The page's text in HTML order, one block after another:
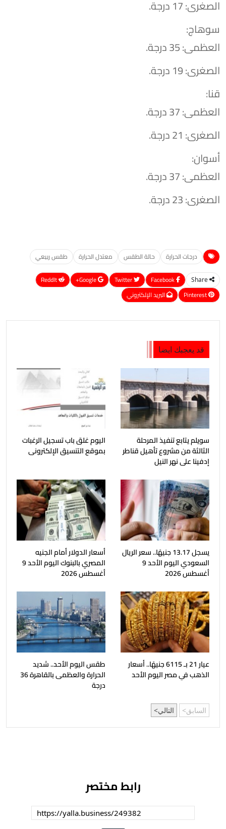
​الصغرى: 17 درجة.
​سوهاج:
العظمى: 35 درجة.
​الصغرى: 19 درجة.
​قنا:
العظمى: 37 درجة.
​الصغرى: 21 درجة.
​أسوان:
العظمى: 37 درجة.
​الصغرى: 23 درجة.
درجات الحرارة حالة الطقس معتدل الحرارة طقس ربيعي
Share
Google+
ReddIt
Pinterest
البريد الإلكتروني
قد يعجبك ايضا
سويلم يتابع تنفيذ المرحلة
الثالثة من مشروع تأهيل قناطر
إدفينا على نهر النيل
اليوم غلق باب تسجيل الرغبات
بموقع التنسيق الإلكترونى
يسجل 13.17 جنيهًا.. سعر الريال
السعودي اليوم الأحد 9
أغسطس 2026
أسعار الدولار أمام الجنيه
المصري بالبنوك اليوم الأحد 9
أغسطس 2026
عيار 21 بـ 6115 جنيهًا.. أسعار
الذهب في مصر اليوم الأحد
طقس اليوم الأحد.. شديد
الحرارة والعظمى بالقاهرة 36
درجة
السابق التالي
رابط مختصر